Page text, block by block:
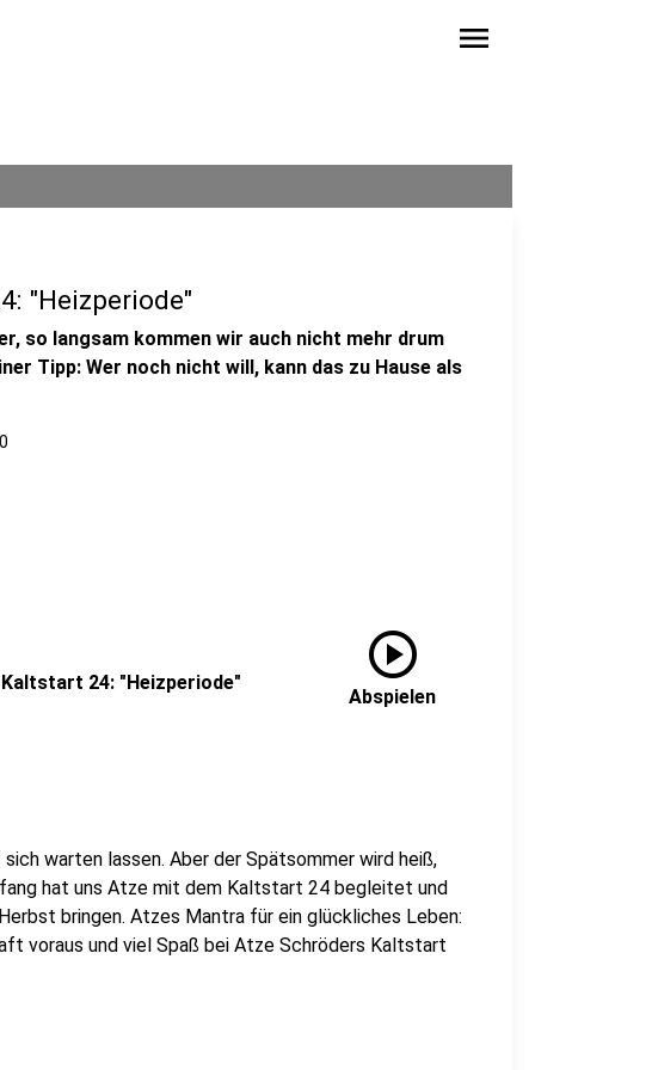
menu
"Heizperiode"
so langsam kommen wir auch nicht mehr drum
Tipp: Wer noch nicht will, kann das zu Hause als
24: "Heizperiode"
play_circle
Abspielen
warten lassen. Aber der Spätsommer wird heiß,
hat uns Atze mit dem Kaltstart 24 begleitet und
bringen. Atzes Mantra für ein glückliches Leben:
voraus und viel Spaß bei Atze Schröders Kaltstart